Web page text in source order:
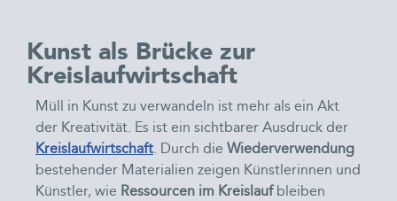
Kunst als Brücke zur
Kreislaufwirtschaft
Müll in Kunst zu verwandeln ist mehr als ein Akt
der Kreativität. Es ist ein sichtbarer Ausdruck der
Kreislaufwirtschaft. Durch die Wiederverwendung
bestehender Materialien zeigen Künstlerinnen und
Künstler, wie Ressourcen im Kreislaufbleiben